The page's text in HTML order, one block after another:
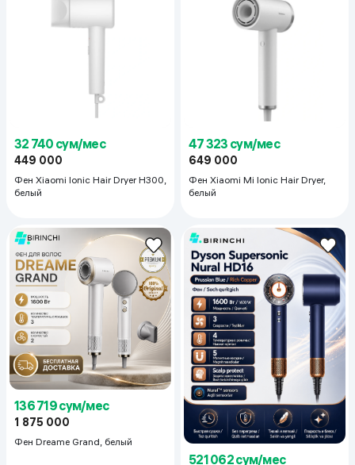
32 740 сум/мес
449 000
Фен Xiaomi Ionic Hair Dryer H300,
белый
47 323 сум/мес
649 000
Фен Xiaomi Mi Ionic Hair Dryer,
белый
136 719 сум/мес
1 875 000
Фен Dreame Grand, белый
521 062 сум/мес